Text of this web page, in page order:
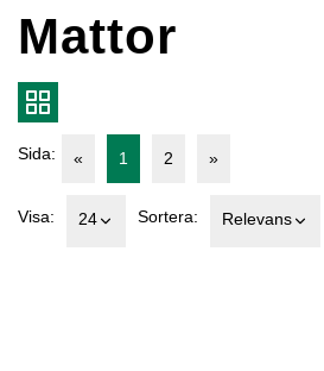
Mattor
Sida: « 1 2 »
Visa: 24 Sortera: Relevans